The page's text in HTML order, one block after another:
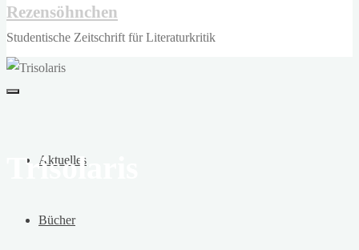
Rezensöhnchen
Studentische Zeitschrift für Literaturkritik
Aktuelles
Bücher
Trisolaris